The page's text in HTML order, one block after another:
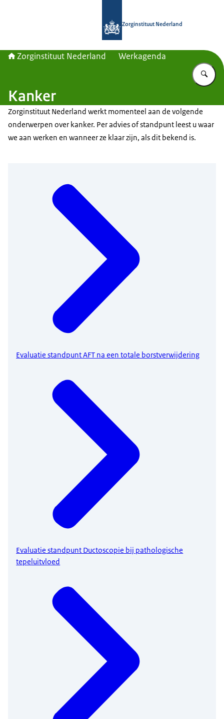
Zorginstituut Nederland
Zorginstituut Nederland Werkagenda
Kanker
Zorginstituut Nederland werkt momenteel aan de volgende
onderwerpen over kanker. Per advies of standpunt leest u waar
we aan werken en wanneer ze klaar zijn, als dit bekend is.
Evaluatie standpunt AFT na een totale borstverwijdering
Evaluatie standpunt Ductoscopie bij pathologische
tepeluitvloed